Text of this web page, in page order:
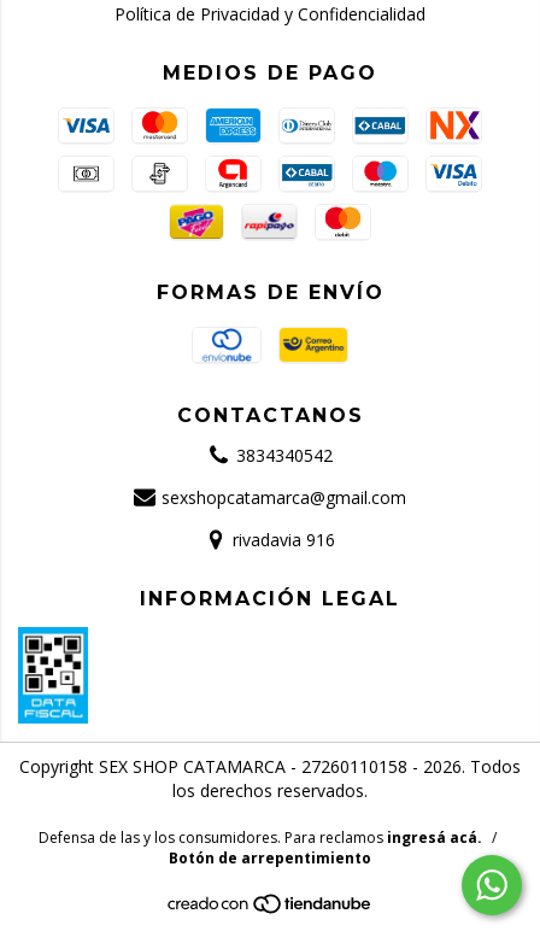
Política de Privacidad y Confidencialidad
MEDIOS DE PAGO
FORMAS DE ENVÍO
CONTACTANOS
3834340542
sexshopcatamarca@gmail.com
rivadavia 916
INFORMACIÓN LEGAL
Copyright SEX SHOP CATAMARCA - 27260110158 - 2026. Todos
los derechos reservados.
Defensa de las y los consumidores. Para reclamos ingresá acá. /
Botón de arrepentimiento